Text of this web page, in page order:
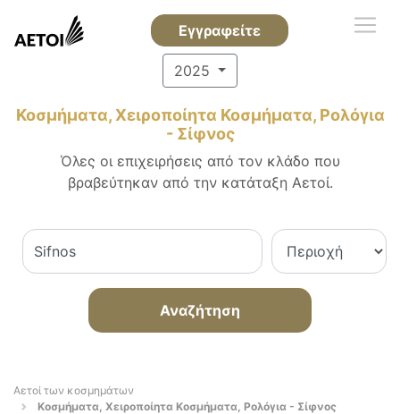
Εγγραφείτε
2025
Κοσμήματα, Χειροποίητα Κοσμήματα, Ρολόγια
- Σίφνος
Όλες οι επιχειρήσεις από τον κλάδο που
βραβεύτηκαν από την κατάταξη Αετοί.
Αναζήτηση
Αετοί των κοσμημάτων
Κοσμήματα, Χειροποίητα Κοσμήματα, Ρολόγια - Σίφνος